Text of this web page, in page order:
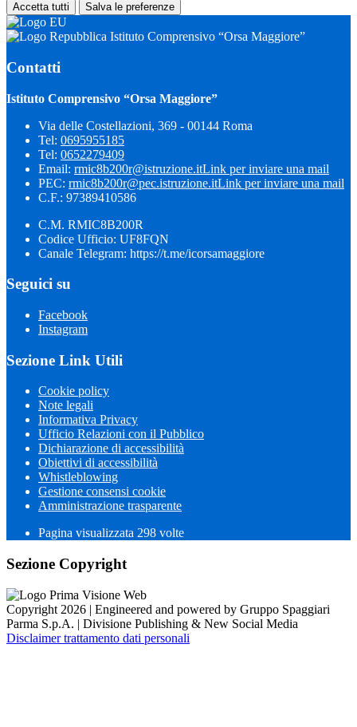
Accetta tutti Salva le preferenze
Istituto Comprensivo “Orsa Maggiore”
Contatti
Istituto Comprensivo “Orsa Maggiore”
Via delle Costellazioni, 369 - 00144 Roma
Tel: 0695955185
Tel: 0652279409
Email: rmic8b200r@istruzione.itLink per inviare una mail
PEC: rmic8b200r@pec.istruzione.itLink per inviare una mail
C.F.: 97389410586
C.M. RMIC8B200R
Codice Ufficio: UF8FQN
Canale Telegram: https://t.me/icorsamaggiore
Seguici su
Facebook
Instagram
Sezione Link Utili
Cookie policy
Note legali
Informativa Privacy
Ufficio Relazioni con il Pubblico
Dichiarazione di accessibilità
Obiettivi di accessibilità
Whistleblowing
Gestione consensi cookie
Amministrazione trasparente
Pagina visualizzata 298 volte
Sezione Copyright
Copyright 2026 | Engineered and powered by Gruppo Spaggiari
Parma S.p.A. | Divisione Publishing & New Social Media
Disclaimer trattamento dati personali